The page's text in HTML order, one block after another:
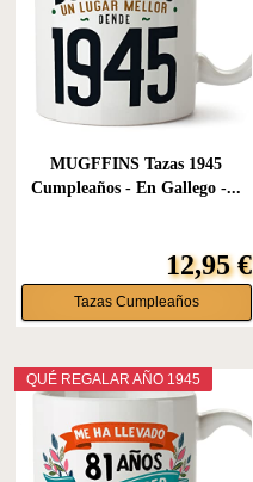
MUGFFINS Tazas 1945
Cumpleaños - En Gallego -...
12,95 €
Tazas Cumpleaños
QUÉ REGALAR AÑO 1945